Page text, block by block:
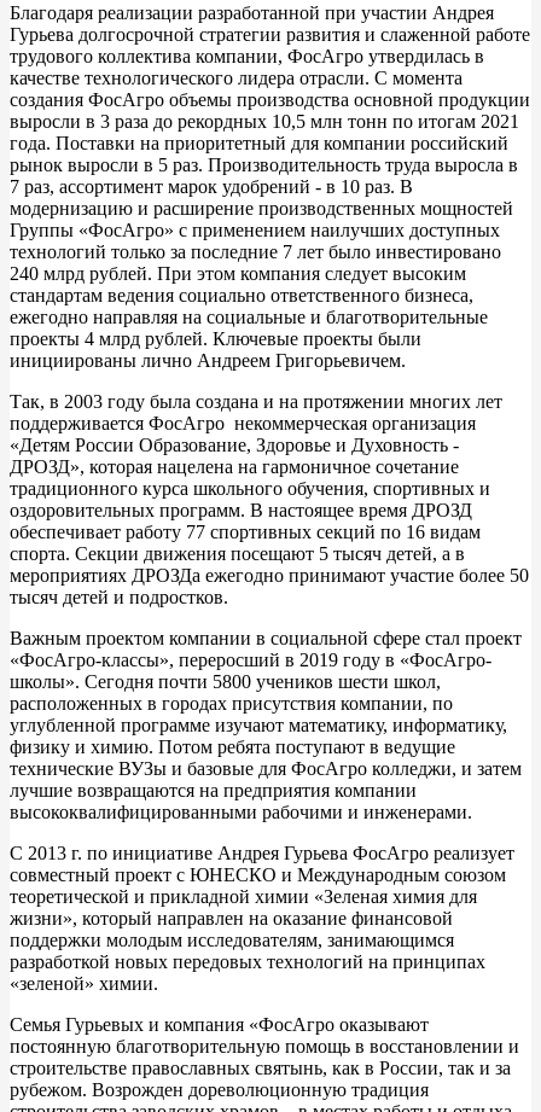
Благодаря реализации разработанной при участии Андрея
Гурьева долгосрочной стратегии развития и слаженной работе
трудового коллектива компании, ФосАгро утвердилась в
качестве технологического лидера отрасли. С момента
создания ФосАгро объемы производства основной продукции
выросли в 3 раза до рекордных 10,5 млн тонн по итогам 2021
года. Поставки на приоритетный для компании российский
рынок выросли в 5 раз. Производительность труда выросла в
7 раз, ассортимент марок удобрений - в 10 раз. В
модернизацию и расширение производственных мощностей
Группы «ФосАгро» с применением наилучших доступных
технологий только за последние 7 лет было инвестировано
240 млрд рублей. При этом компания следует высоким
стандартам ведения социально ответственного бизнеса,
ежегодно направляя на социальные и благотворительные
проекты 4 млрд рублей. Ключевые проекты были
инициированы лично Андреем Григорьевичем.
Так, в 2003 году была создана и на протяжении многих лет
поддерживается ФосАгро некоммерческая организация
«Детям России Образование, Здоровье и Духовность -
ДРОЗД», которая нацелена на гармоничное сочетание
традиционного курса школьного обучения, спортивных и
оздоровительных программ. В настоящее время ДРОЗД
обеспечивает работу 77 спортивных секций по 16 видам
спорта. Секции движения посещают 5 тысяч детей, а в
мероприятиях ДРОЗДа ежегодно принимают участие более 50
тысяч детей и подростков.
Важным проектом компании в социальной сфере стал проект
«ФoсАгро-классы», переросший в 2019 году в «ФосАгро-
школы». Сегодня почти 5800 учеников шести школ,
расположенных в городах присутствия компании, по
углубленной программе изучают математику, информатику,
физику и химию. Потом ребята поступают в ведущие
технические ВУЗы и базовые для ФосАгро колледжи, и затем
лучшие возвращаются на предприятия компании
высококвалифицированными рабочими и инженерами.
С 2013 г. по инициативе Андрея Гурьева ФосАгро реализует
совместный проект с ЮНЕСКО и Международным союзом
теоретической и прикладной химии «Зеленая химия для
жизни», который направлен на оказание финансовой
поддержки молодым исследователям, занимающимся
разработкой новых передовых технологий на принципах
«зеленой» химии.
Семья Гурьевых и компания «ФосАгро оказывают
постоянную благотворительную помощь в восстановлении и
строительстве православных святынь, как в России, так и за
рубежом. Возрожден дореволюционную традиция